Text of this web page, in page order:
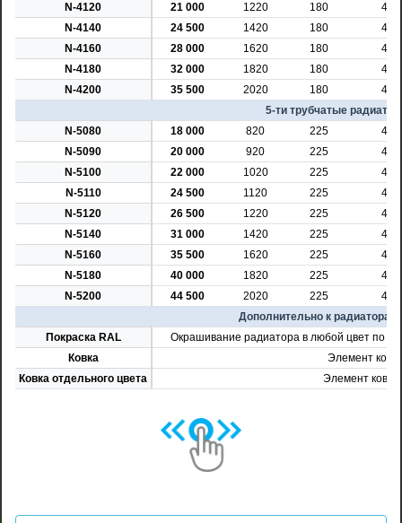
N-4120
21 000 1220 180
45
N-4140
24 500 1420 180
45
N-4160
28 000 1620 180
45
N-4180
32 000 1820 180
45
N-4200
35 500 2020 180
45
5-ти трубчатые
N-5080
18 000 820 225
45
N-5090
20 000 920 225
45
N-5100
22 000 1020 225
45
N-5110
24 500 1120 225
45
N-5120
26 500 1220 225
45
N-5140
31 000 1420 225
45
N-5160
35 500 1620 225
45
N-5180
40 000 1820 225
45
N-5200
44 500 2020 225
45
Дополнительно к
Покраска RAL
Окрашивание радиатора в любой цвет по
Ковка
Элемент
Ковка отдельного цвета
Элемент